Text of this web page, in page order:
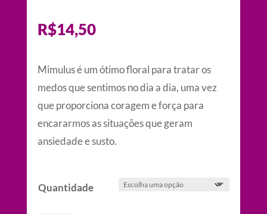
R$14,50
Mimulus é um ótimo floral para tratar os
medos que sentimos no dia a dia, uma vez
que proporciona coragem e força para
encararmos as situações que geram
ansiedade e susto.
Quantidade